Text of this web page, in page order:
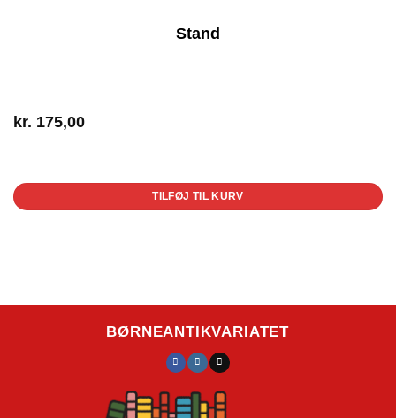
Stand
kr. 175,00
TILFØJ TIL KURV
BØRNEANTIKVARIATET